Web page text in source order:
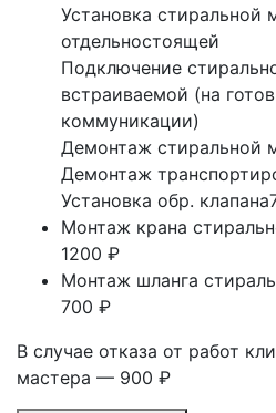
Установка стиральной
отдельностоящей
Подключение
встраиваемой (на
коммуникации)
Демонтаж стиральной
Демонтаж
Установка обр. клапана
Монтаж крана
1200 ₽
Монтаж шланга
700 ₽
В случае отказа от работ
мастера — 900 ₽